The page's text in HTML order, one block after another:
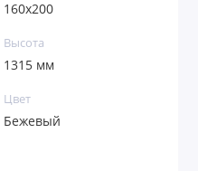
160х200
Высота
1315 мм
Цвет
Бежевый